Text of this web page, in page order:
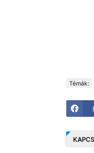
Témák: